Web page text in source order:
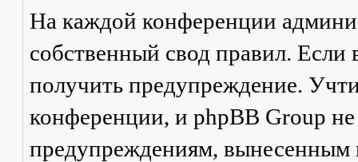
На каждой конференции
собственный свод правил.
получить предупреждение.
конференции, и phpBB Group
предупреждениям, вынесенным